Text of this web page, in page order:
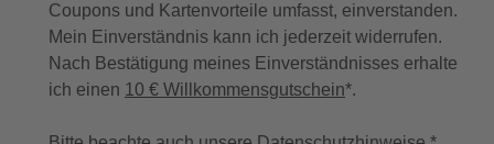
Coupons und Kartenvorteile umfasst, einverstanden.
Mein Einverständnis kann ich jederzeit widerrufen.
Nach Bestätigung meines Einverständnisses erhalte
ich einen 10 € Willkommensgutschein*.